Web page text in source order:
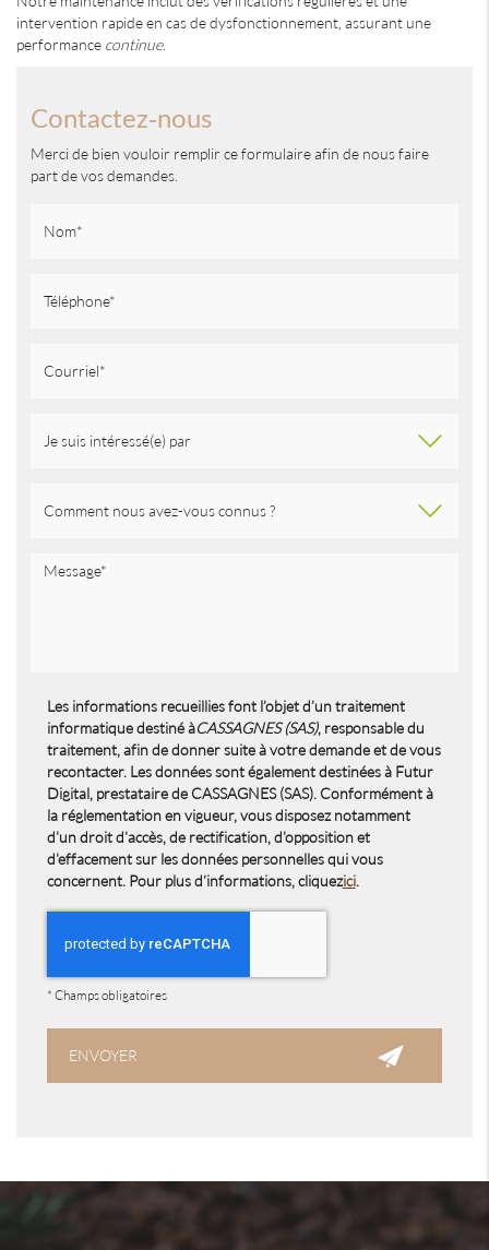
intervention rapide en cas de dysfonctionnement, assurant une
performance continue.
Contactez-nous
Merci de bien vouloir remplir ce formulaire afin de nous faire
part de vos demandes.
Les informations recueillies font l’objet d’un traitement
informatique destiné àCASSAGNES (SAS), responsable du
traitement, afin de donner suite à votre demande et de vous
recontacter. Les données sont également destinées à Futur
Digital, prestataire de CASSAGNES (SAS). Conformément à
la réglementation en vigueur, vous disposez notamment
d'un droit d'accès, de rectification, d'opposition et
d'effacement sur les données personnelles qui vous
concernent. Pour plus d’informations, cliquezici.
* Champs obligatoires